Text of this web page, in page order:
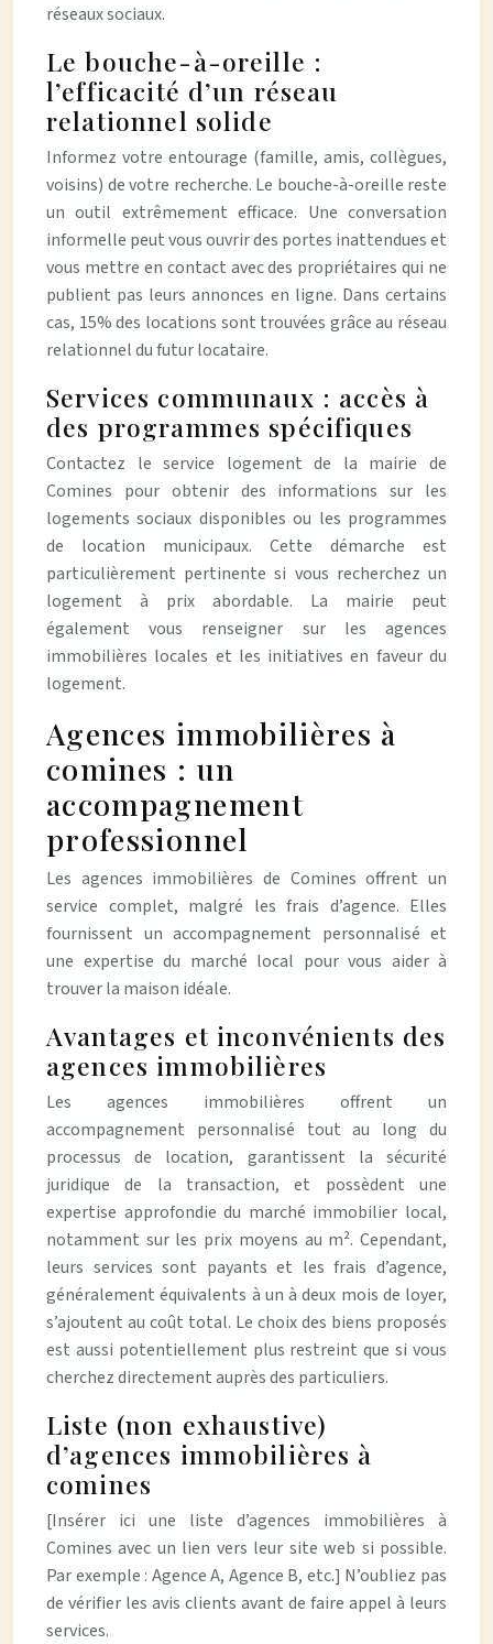
réseaux sociaux.
Le bouche-à-oreille :
l’efficacité d’un réseau
relationnel solide
Informez votre entourage (famille, amis, collègues,
voisins) de votre recherche. Le bouche-à-oreille reste
un outil extrêmement efficace. Une conversation
informelle peut vous ouvrir des portes inattendues et
vous mettre en contact avec des propriétaires qui ne
publient pas leurs annonces en ligne. Dans certains
cas, 15% des locations sont trouvées grâce au réseau
relationnel du futur locataire.
Services communaux : accès à
des programmes spécifiques
Contactez le service logement de la mairie de
Comines pour obtenir des informations sur les
logements sociaux disponibles ou les programmes
de location municipaux. Cette démarche est
particulièrement pertinente si vous recherchez un
logement à prix abordable. La mairie peut
également vous renseigner sur les agences
immobilières locales et les initiatives en faveur du
logement.
Agences immobilières à
comines : un
accompagnement
professionnel
Les agences immobilières de Comines offrent un
service complet, malgré les frais d’agence. Elles
fournissent un accompagnement personnalisé et
une expertise du marché local pour vous aider à
trouver la maison idéale.
Avantages et inconvénients des
agences immobilières
Les agences immobilières offrent un
accompagnement personnalisé tout au long du
processus de location, garantissent la sécurité
juridique de la transaction, et possèdent une
expertise approfondie du marché immobilier local,
notamment sur les prix moyens au m². Cependant,
leurs services sont payants et les frais d’agence,
généralement équivalents à un à deux mois de loyer,
s’ajoutent au coût total. Le choix des biens proposés
est aussi potentiellement plus restreint que si vous
cherchez directement auprès des particuliers.
Liste (non exhaustive)
d’agences immobilières à
comines
[Insérer ici une liste d’agences immobilières à
Comines avec un lien vers leur site web si possible.
Par exemple : Agence A, Agence B, etc.] N’oubliez pas
de vérifier les avis clients avant de faire appel à leurs
services.